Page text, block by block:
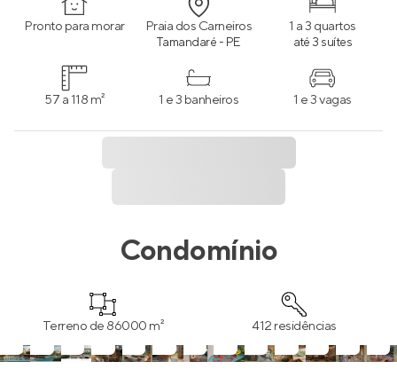
Pronto para morar Praia dos Carneiros
Tamandaré - PE
1 a 3 quartos
até 3 suítes
57 a 118 m² 1 e 3 banheiros 1 e 3 vagas
Condomínio
Terreno de 86000 m² 412 residências